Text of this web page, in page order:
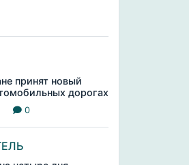
принят новый
дорогах
0